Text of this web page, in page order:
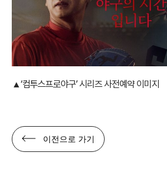
▲‘컴투스프로야구’ 시리즈 사전예약 이미지
이전으로 가기